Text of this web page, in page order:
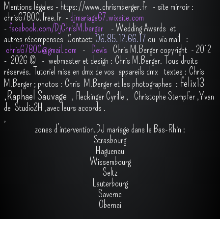
Mentions légales - https://www.chrismberger.fr - site mirroir :
chris67800.free.fr - djmariage67.wixsite.com
- facebook.com/DjChrisM.berger - Wedding Awards et
autres récompenses Contact: O6.85.12.66.17 ou via mail :
chris67800@gmail.com - Devis Chris M.Berger copyright - 2012
- 2026 © - webmaster et design : Chris M.Berger. Tous droits
réservés. Tutoriel mise en dmx de vos appareils dmx textes : Chris
M.Berger ; photos : Chris M.Berger et les photographes : felix13
,Raphael Sauvage , Fleckinger Cyrille , Christophe Stempfer ,Yvan
de Studio2H ,avec leurs accords .
,
zones d’intervention.DJ mariage dans le Bas-Rhin :
Strasbourg
Haguenau
Wissembourg
Seltz
Lauterbourg
Saverne
Obernai